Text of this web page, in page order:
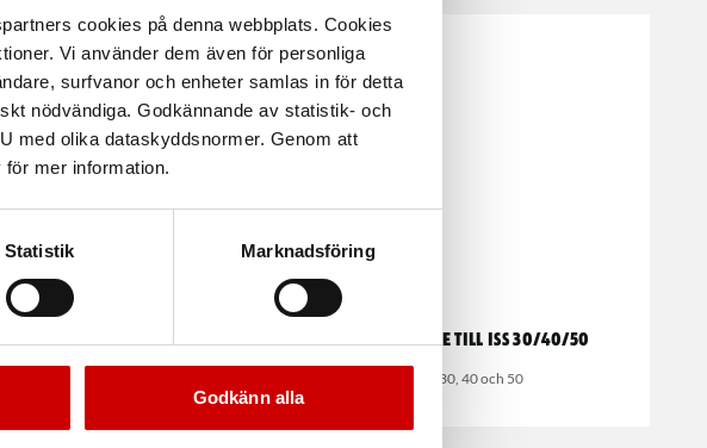
cookies på denna webbplats. Cookies
Vi använder dem även för personliga
surfvanor och enheter samlas in för detta
nödvändiga. Godkännande av statistik- och
med olika dataskyddsnormer. Genom att
mer information.
Statistik Marknadsföring
Godkänn alla
ISS 30L Fogmunstycke till ISS 30/40/50
Till ISS 30, 40 och 50